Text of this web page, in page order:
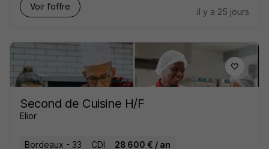
Voir l’offre
il y a 25 jours
Second de Cuisine H/F
Elior
Bordeaux - 33 CDI 28 600 € / an